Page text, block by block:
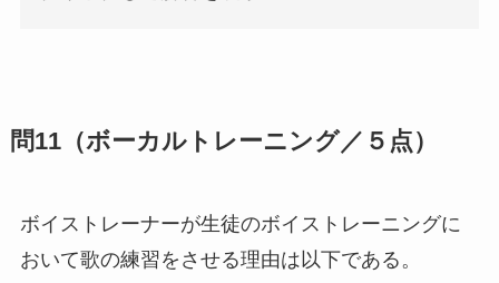
問11（ボーカルトレーニング／５点）
ボイストレーナーが生徒のボイストレーニングに
おいて歌の練習をさせる理由は以下である。